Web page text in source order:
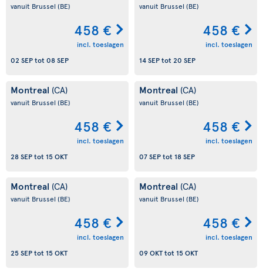
vanuit Brussel (BE)
458 €
incl. toeslagen
02 SEPtot 08 SEP
vanuit Brussel (BE)
458 €
incl. toeslagen
14 SEPtot 20 SEP
Montreal (CA)
vanuit Brussel (BE)
458 €
incl. toeslagen
28 SEPtot 15 OKT
Montreal (CA)
vanuit Brussel (BE)
458 €
incl. toeslagen
07 SEPtot 18 SEP
Montreal (CA)
vanuit Brussel (BE)
458 €
incl. toeslagen
25 SEPtot 15 OKT
Montreal (CA)
vanuit Brussel (BE)
458 €
incl. toeslagen
09 OKTtot 15 OKT